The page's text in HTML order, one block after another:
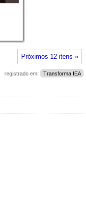
Próximos 12 itens »
registrado em: Transforma IEA